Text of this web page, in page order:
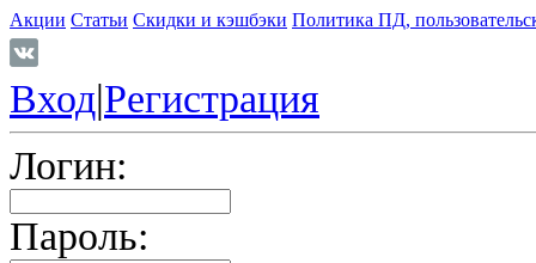
Акции Статьи Скидки и кэшбэки Политика ПД,
Вход|Регистрация
Логин:
Пароль: